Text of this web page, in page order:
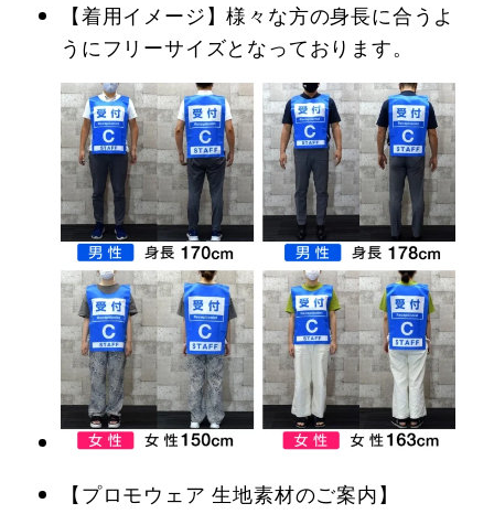
【着用イメージ】様々な方の身長に合うよ
うにフリーサイズとなっております。
【プロモウェア 生地素材のご案内】